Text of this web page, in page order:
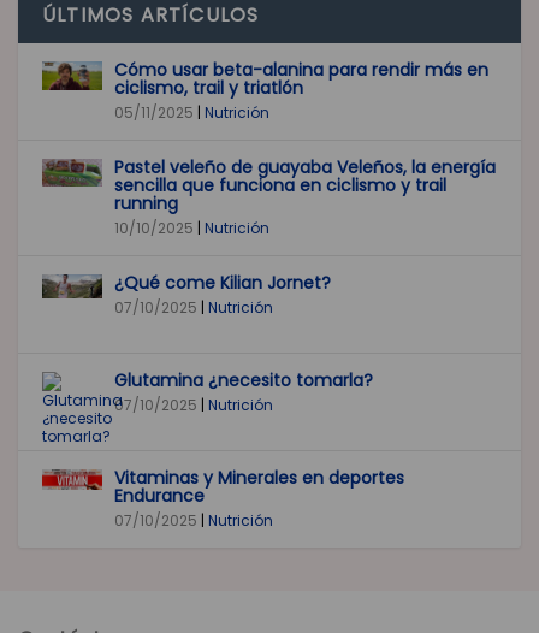
ÚLTIMOS ARTÍCULOS
Cómo usar beta-alanina para rendir más en
ciclismo, trail y triatlón
05/11/2025 | Nutrición
Pastel veleño de guayaba Veleños, la energía
sencilla que funciona en ciclismo y trail
running
10/10/2025 | Nutrición
¿Qué come Kilian Jornet?
07/10/2025 | Nutrición
Glutamina ¿necesito tomarla?
07/10/2025 | Nutrición
Vitaminas y Minerales en deportes
Endurance
07/10/2025 | Nutrición